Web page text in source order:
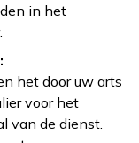
in het
het door uw arts
voor het
van de dienst.